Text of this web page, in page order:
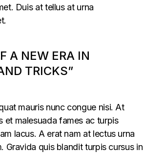
Duis at tellus at urna
A NEW ERA IN
TRICKS”
mauris nunc congue nisi. At
et malesuada fames ac turpis
lacus. A erat nam at lectus urna
Gravida quis blandit turpis cursus in